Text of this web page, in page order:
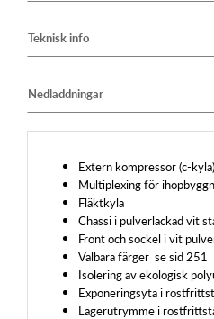
Teknisk info
Nedladdningar
Extern kompressor (c-kyla)
Multiplexing för
Fläktkyla
Chassi i pulverlackad vit
Front och sockel i vit
Valbara färger se sid 251
Isolering av ekologisk
Exponeringsyta i
Lagerutrymme i